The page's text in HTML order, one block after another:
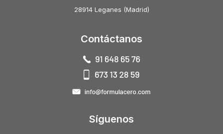
28914 Leganes (Madrid)
Contáctanos
Síguenos